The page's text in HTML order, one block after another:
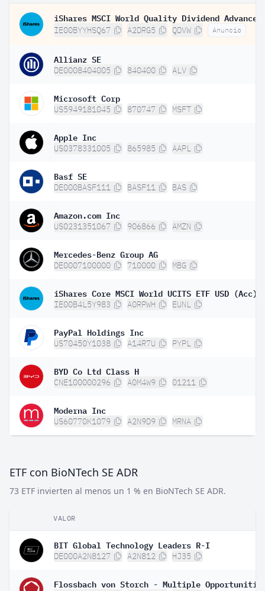
IE00BYYHSQ67 A2DRG5 QDVW Anuncio
Allianz SE
DE0008404005 840400 ALV
Microsoft Corp
US5949181045 870747 MSFT
Apple Inc
US0378331005 865985 AAPL
Basf SE
DE000BASF111 BASF11 BAS
Amazon.com Inc
US0231351067 906866 AMZN
Mercedes-Benz Group AG
DE0007100000 710000 MBG
iShares Core MSCI World UCITS ETF USD (Acc)
IE00B4L5Y983 A0RPWH EUNL
PayPal Holdings Inc
US70450Y1038 A14R7U PYPL
BYD Co Ltd Class H
CNE100000296 A0M4W9 01211
Moderna Inc
US60770K1079 A2N9D9 MRNA
ETF con BioNTech SE ADR
73 ETF invierten al menos un 1 % en BioNTech SE ADR.
VALOR
BIT Global Technology Leaders R-I
DE000A2N8127 A2N812 HJ35